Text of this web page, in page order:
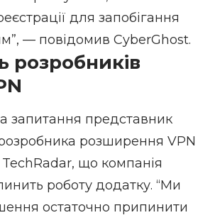
для запобігання
— повідомив CyberGhost.
розробників
запитання представник
розширення VPN
що компанія
роботу додатку. “Ми
остаточно припинити